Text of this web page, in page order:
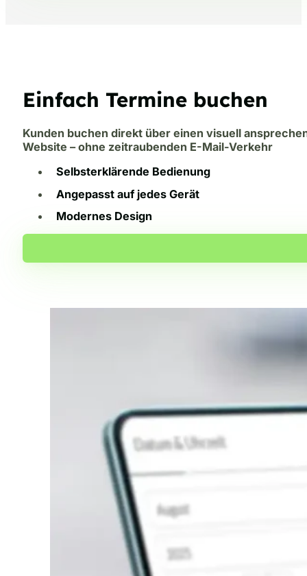
Einfach Termine buchen
Kunden buchen direkt über einen visuell
Website – ohne zeitraubenden E-Mail-Verkehr
Selbsterklärende Bedienung
Angepasst auf jedes Gerät
Modernes Design